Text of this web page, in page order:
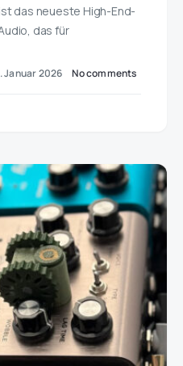
das neueste High-End-
das für
Januar 2026 No comments